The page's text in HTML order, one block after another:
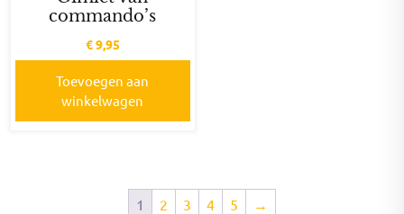
commando’s
€9,95
Toevoegen aan
winkelwagen
1 2 3 4 5 →